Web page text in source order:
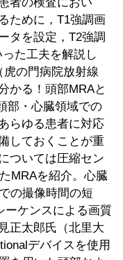
ために，T1強調画
タを設定，T2強調
た工夫を解説し
の門病院放射線
かる！頭部MRAと
部・心臓領域での
らゆる患者に対応
しておくことが重
ついては圧縮セン
MRAを紹介。心臓
の撮像時間の短
ーケンスによる画質
正太郎氏（北里大
デバイスを使用